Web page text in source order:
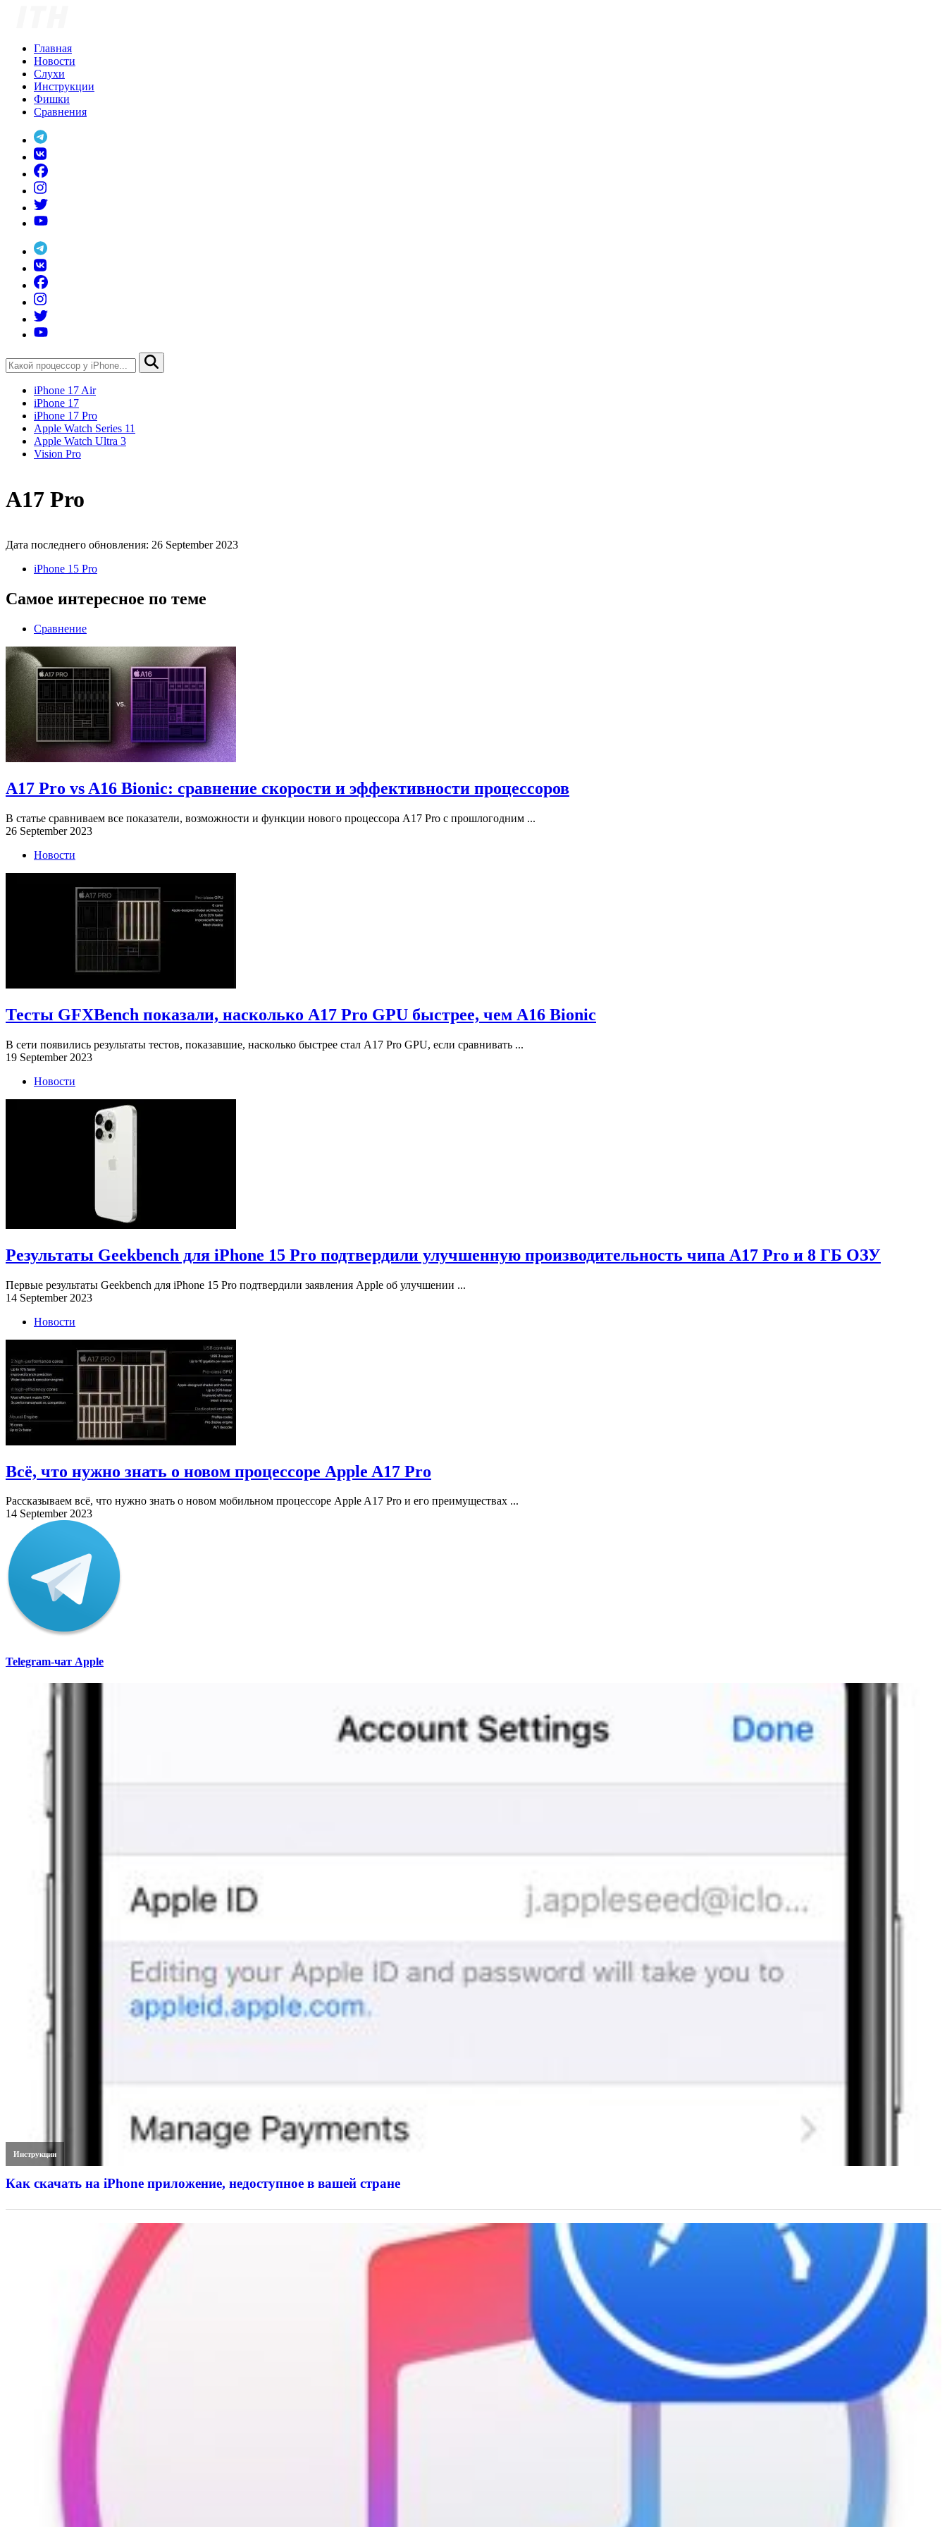
Главная
Новости
Слухи
Инструкции
Фишки
Сравнения
iPhone 17 Air
iPhone 17
iPhone 17 Pro
Apple Watch Series 11
Apple Watch Ultra 3
Vision Pro
A17 Pro
Дата последнего обновления: 26 September 2023
iPhone 15 Pro
Самое интересное по теме
Сравнение
A17 Pro vs A16 Bionic: сравнение скорости и эффективности процессоров
В статье сравниваем все показатели, возможности и функции нового процессора A17 Pro с прошлогодним ...
26 September 2023
Новости
Тесты GFXBench показали, насколько A17 Pro GPU быстрее, чем A16 Bionic
В сети появились результаты тестов, показавшие, насколько быстрее стал A17 Pro GPU, если сравнивать ...
19 September 2023
Новости
Результаты Geekbench для iPhone 15 Pro подтвердили улучшенную производительность чипа A17 Pro и 8 ГБ ОЗУ
Первые результаты Geekbench для iPhone 15 Pro подтвердили заявления Apple об улучшении ...
14 September 2023
Новости
Всё, что нужно знать о новом процессоре Apple A17 Pro
Рассказываем всё, что нужно знать о новом мобильном процессоре Apple A17 Pro и его преимуществах ...
14 September 2023
Telegram-чат Apple
Инструкции
Как скачать на iPhone приложение, недоступное в вашей стране